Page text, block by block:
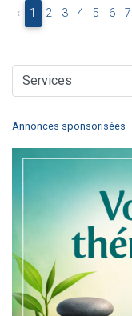
‹ 1 2 3 4 5 6 7
Annonces sponsorisées